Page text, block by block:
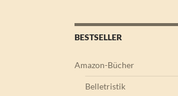
BESTSELLER
Amazon-Bücher
Belletristik